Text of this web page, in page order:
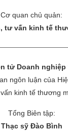
Cơ quan chủ quản:
tư vấn kinh tế
tử Doanh
ngôn luận của
kinh tế thương
Tổng Biên tập:
Thạc sỹ Đào Bình